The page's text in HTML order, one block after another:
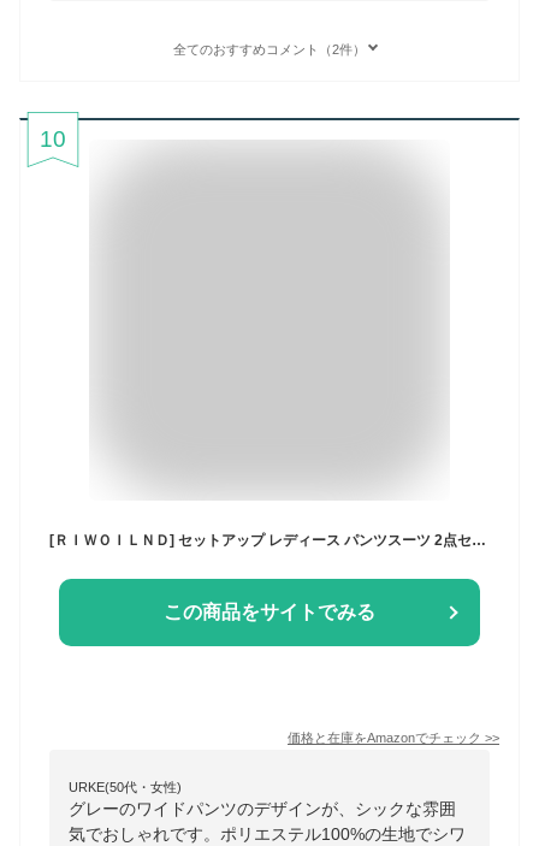
全てのおすすめコメント（2件）
10
[ＲＩＷＯＩＬＮＤ] セットアップ レディース パンツスーツ 2点セット ジャケット フォーマル 洗える 大きいサイズ 体型カバー お洒落 通勤 ママ 入学式 入園式 卒業式 普段着 春秋 冬 (3XL, グレー)
この商品をサイトでみる
価格と在庫をAmazonでチェック >>
URKE(50代・女性)
グレーのワイドパンツのデザインが、シックな雰囲
気でおしゃれです。ポリエステル100%の生地でシワ